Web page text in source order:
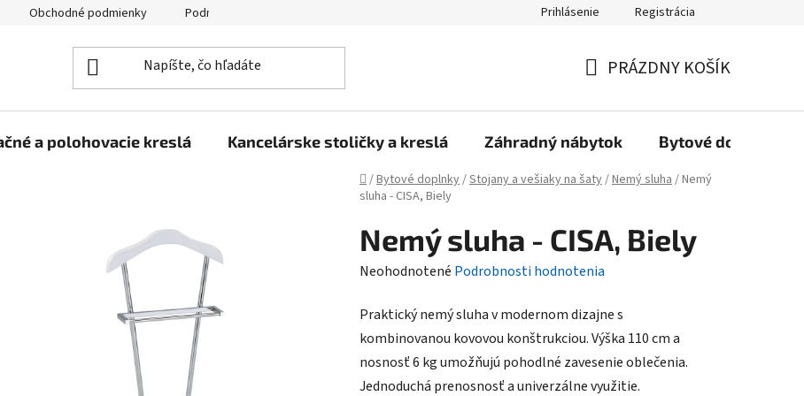
Obchodné podmienky Podmienky ochrany osobných údajov Reklamačný poriadok, Záručné podmienky Reklamačný formulár
Prihlásenie Registrácia
KOŠÍK
PRÁZDNY KOŠÍK
a polohovacie kreslá Kancelárske stoličky a kreslá Záhradný nábytok Bytové doplnky
Domov
/Bytové doplnky/Stojany a vešiaky na šaty/Nemý sluha/Nemý
sluha - CISA, Biely
Nemý sluha - CISA, Biely
Priemerné
produktu
je
0,0
z
Neohodnotené Podrobnosti hodnotenia
Praktický nemý sluha v modernom dizajne s
kombinovanou kovovou konštrukciou. Výška 110 cm a
nosnosť 6 kg umožňujú pohodlné zavesenie oblečenia.
Jednoduchá prenosnosť a univerzálne využitie.